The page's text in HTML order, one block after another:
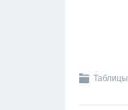
Таблицы